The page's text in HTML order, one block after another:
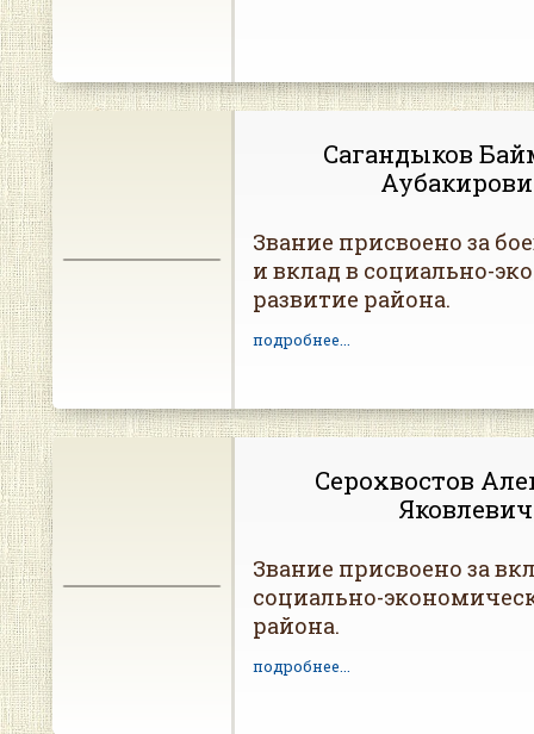
Сагандыков
Звание присвоено за
и вклад в социально-
развитие района.
подробнее...
Серохвостов
Яковлевич
Звание присвоено за
социально-
района.
подробнее...